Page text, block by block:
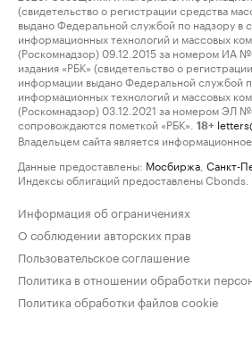
(свидетельство о регистрации средства
выдано Федеральной службой по надзору в
информационных технологий и массовых
(Роскомнадзор) 09.12.2015 за номером ИА
издания «РБК» (свидетельство о
информации выдано Федеральной службой
информационных технологий и массовых
(Роскомнадзор) 03.12.2021 за номером ЭЛ
сопровождаются пометкой «РБК».
18+
Владельцем сайта является информационное
Данные предоставлены: Мосбиржа Санкт-
Индексы облигаций предоставлены Cbonds.
Информация об ограничениях
О соблюдении авторских прав
Пользовательское соглашение
Политика в отношении обработки
Политика обработки файлов cookie